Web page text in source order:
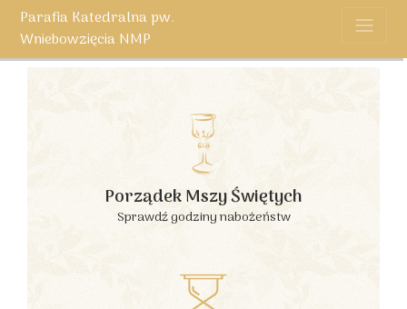
Parafia Katedralna pw.
Wniebowzięcia NMP
Porządek Mszy Świętych
Sprawdź godziny nabożeństw